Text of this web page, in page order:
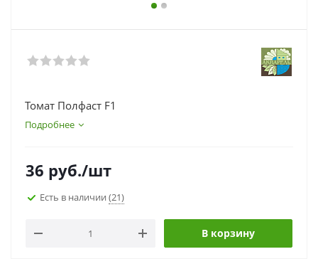
Томат Полфаст F1
Подробнее
36 руб./шт
Есть в наличии (21)
В корзину